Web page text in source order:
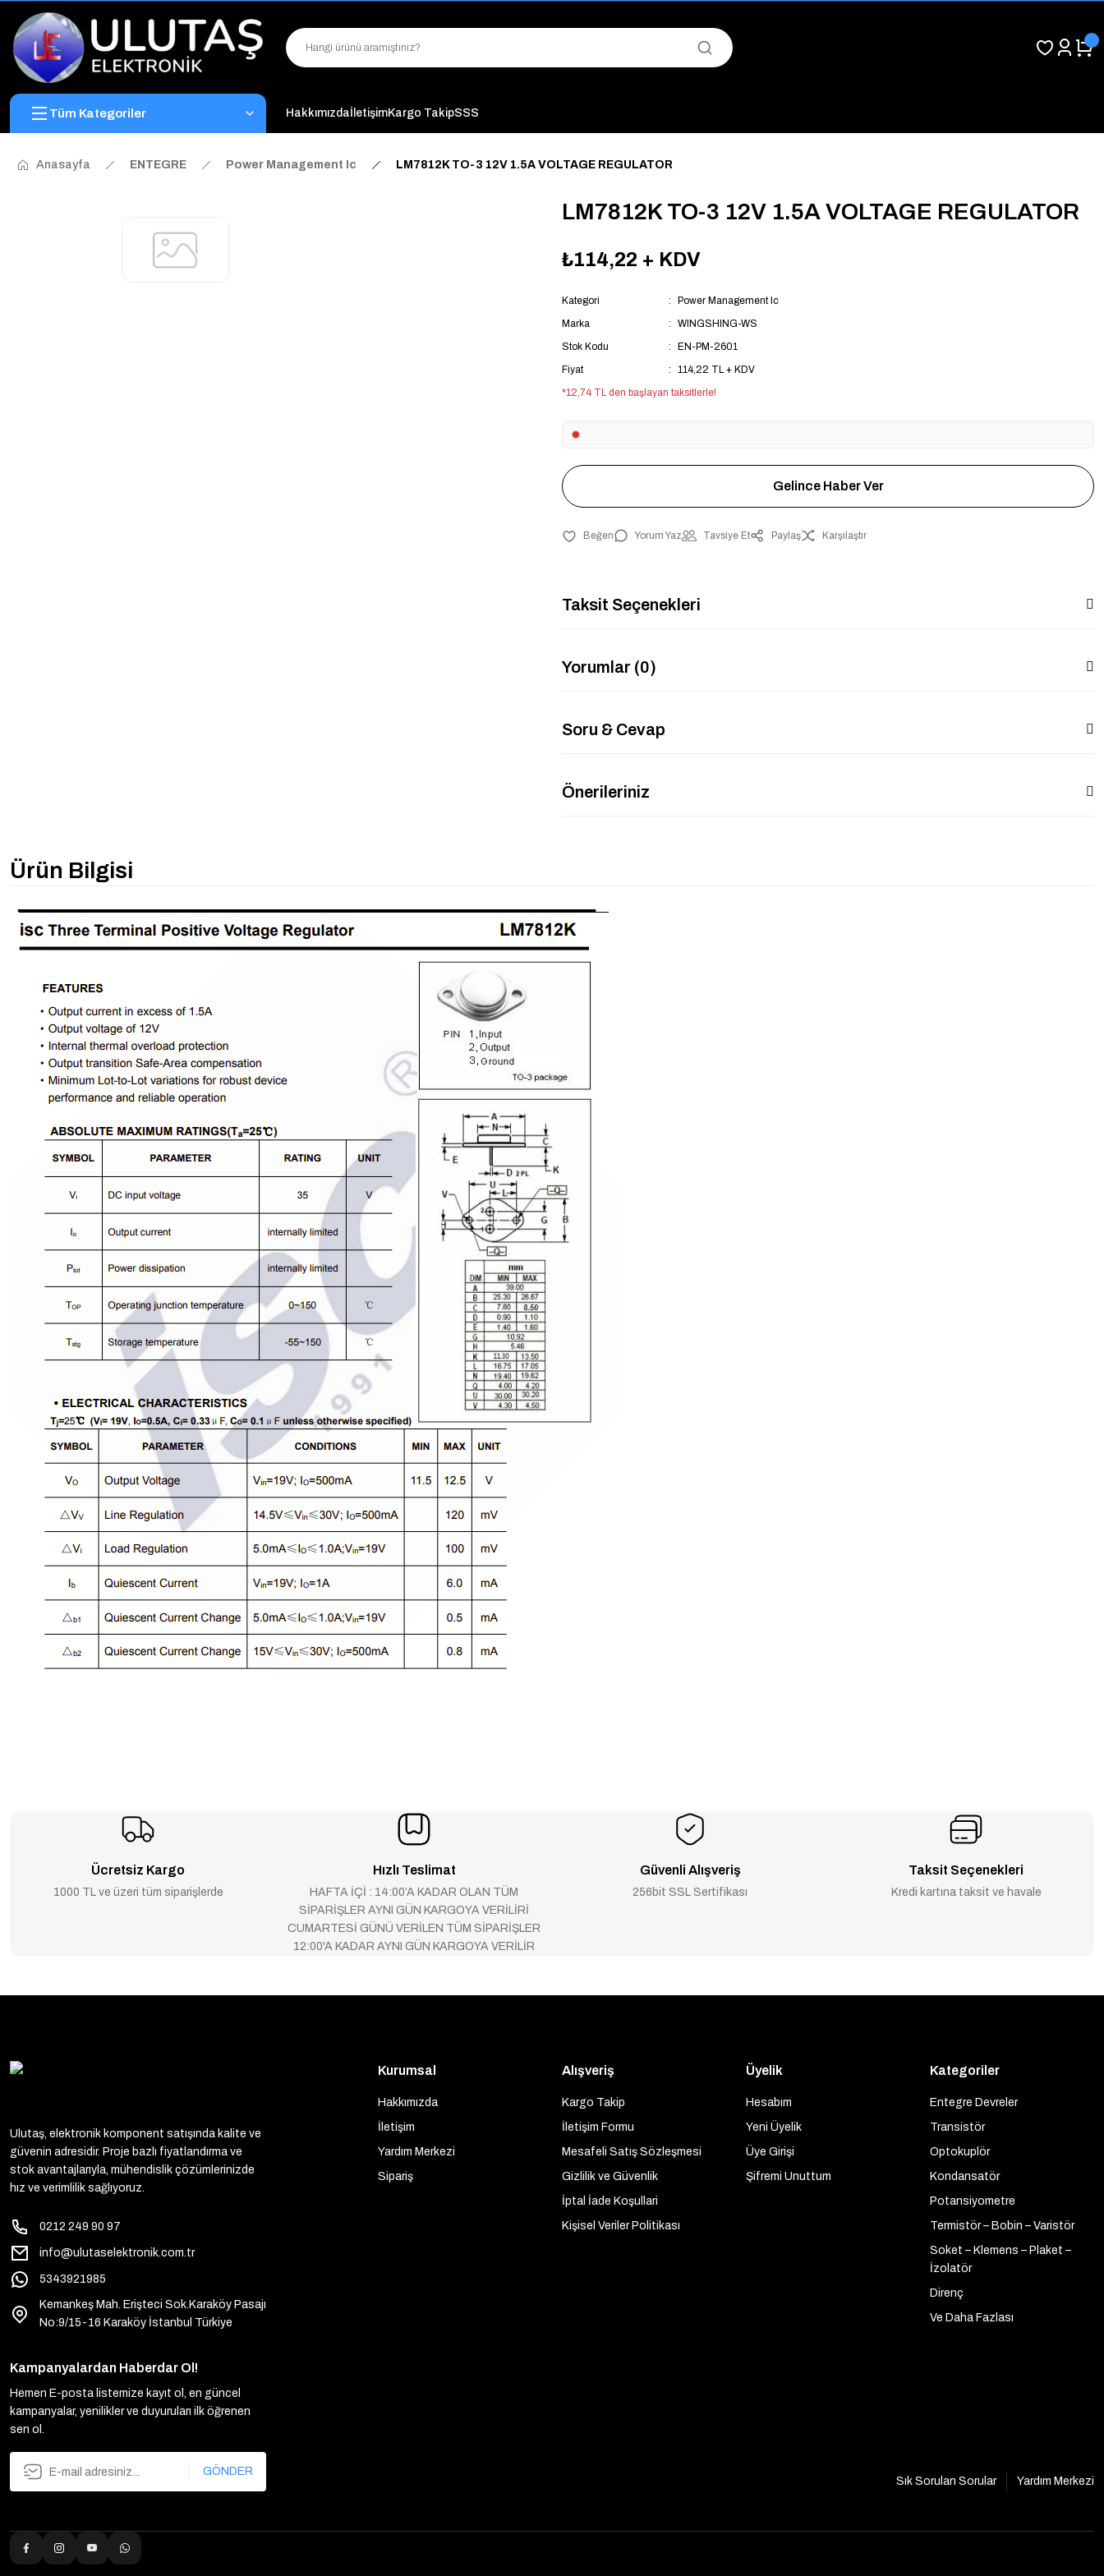
"Binlerce Ürün Çeşitliliği ile Stoktan Hemen Teslim."
"Toptan Fiyatına Perakende Satış Avantajını Kaçırmayın!"
Tüm Kategoriler HakkımızdaİletişimKargo TakipSSS
Anasayfa ENTEGRE Power Management Ic LM7812K TO-3 12V 1.5A VOLTAGE REGULATOR
LM7812K TO-3 12V 1.5A VOLTAGE REGULATOR
₺114,22 + KDV
Kategori
Power Management Ic
Marka
WINGSHING-WS
Stok Kodu
EN-PM-2601
Fiyat
114,22 TL + KDV
*12,74 TL den başlayan taksitlerle!
Gelince Haber Ver
Yorum Yaz Tavsiye Et Paylaş Karşılaştır
Taksit Seçenekleri
Yorumlar (0)
Soru & Cevap
Önerileriniz
Ürün Bilgisi
Ücretsiz Kargo
1000 TL ve üzeri tüm siparişlerde
Hızlı Teslimat
HAFTA İÇİ : 14:00’A KADAR OLAN TÜM
SİPARİŞLER AYNI GÜN KARGOYA VERİLİRİ
CUMARTESİ GÜNÜ VERİLEN TÜM SİPARİŞLER
12:00'A KADAR AYNI GÜN KARGOYA VERİLİR
Güvenli Alışveriş
256bit SSL Sertifikası
Taksit Seçenekleri
Kredi kartına taksit ve havale
Ulutaş, elektronik komponent satışında kalite ve
güvenin adresidir. Proje bazlı fiyatlandırma ve
stok avantajlarıyla, mühendislik çözümlerinizde
hız ve verimlilik sağlıyoruz.
0212 249 90 97
info@ulutaselektronik.com.tr
5343921985
Kemankeş Mah. Erişteci Sok.Karaköy Pasajı
No:9/15-16 Karaköy İstanbul Türkiye
Kurumsal
Hakkımızda
İletişim
Yardım Merkezi
Sipariş
Alışveriş
Kargo Takip
İletişim Formu
Mesafeli Satış Sözleşmesi
Gizlilik ve Güvenlik
İptal İade Koşullari
Kişisel Veriler Politikası
Üyelik
Hesabım
Yeni Üyelik
Üye Girişi
Şifremi Unuttum
Kategoriler
Entegre Devreler
Transistör
Optokuplör
Kondansatör
Potansiyometre
Termistör – Bobin – Varistör
Soket – Klemens – Plaket –
İzolatör
Direnç
Ve Daha Fazlası
Kampanyalardan Haberdar Ol!
Hemen E-posta listemize kayıt ol, en güncel
kampanyalar, yenilikler ve duyuruları ilk öğrenen
sen ol.
GÖNDER
Sık Sorulan Sorular
Yardım Merkezi